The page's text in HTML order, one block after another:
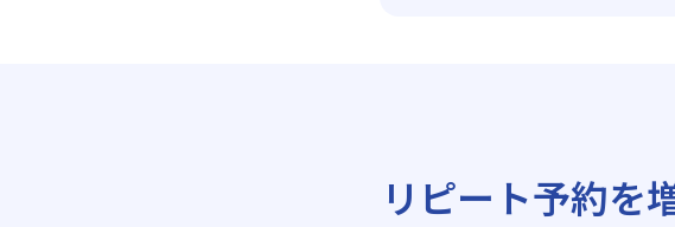
リピート予約を